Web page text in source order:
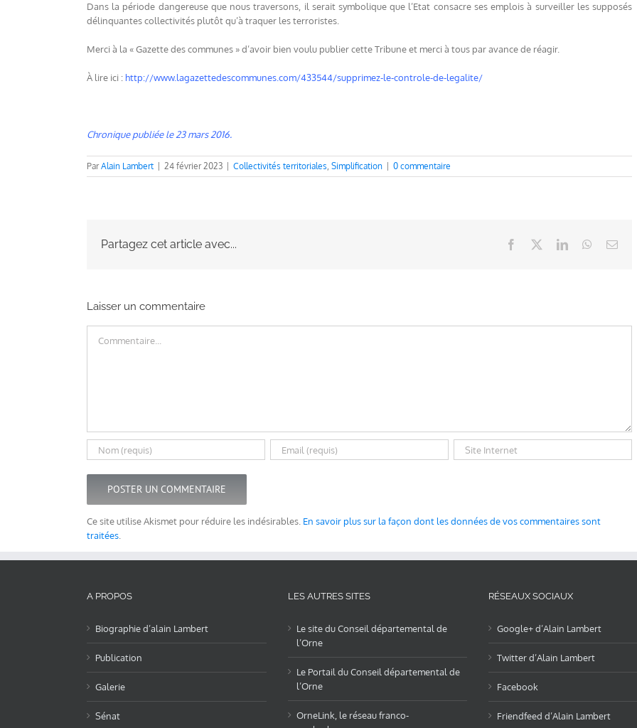
Dans la période dangereuse que nous traversons, il serait symbolique que l’Etat consacre ses emplois à surveiller les supposés
délinquantes collectivités plutôt qu’à traquer les terroristes.
Merci à la « Gazette des communes » d’avoir bien voulu publier cette Tribune et merci à tous par avance de réagir.
À lire ici : http://www.lagazettedescommunes.com/433544/supprimez-le-controle-de-legalite/
Chronique publiée le 23 mars 2016.
ParAlain Lambert 24 février 2023 Collectivités territoriales, Simplification 0 commentaire
Partagez cet article avec... Facebook LinkedInWhatsApp
Email
Laisser un commentaire
Ce site utilise Akismet pour réduire les indésirables. En savoir plus sur la façon dont les données de vos commentaires sont
traitées
A PROPOS
Biographie d’alain Lambert
Publication
Galerie
Sénat
LES AUTRES SITES
Le site du Conseil départemental de
l’Orne
Le Portail du Conseil départemental de
l’Orne
OrneLink, le réseau franco-
RÉSEAUX SOCIAUX
Google+ d’Alain Lambert
Twitter d’Alain Lambert
Facebook
Friendfeed d’Alain Lambert